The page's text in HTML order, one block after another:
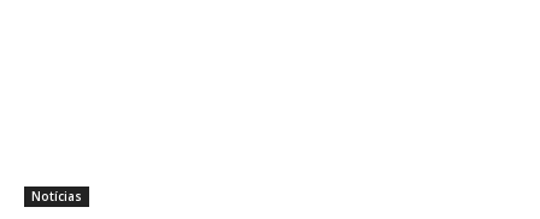
Notícias